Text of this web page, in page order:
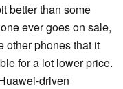
better than some
ever goes on sale,
other phones that it
for a lot lower price.
driven